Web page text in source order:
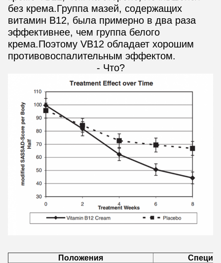
без крема.Группа мазей, содержащих
витамин В12, была примерно в два раза
эффективнее, чем группа белого
крема.Поэтому VB12 обладает хорошим
противовоспалительным эффектом.
- Что?
Положения